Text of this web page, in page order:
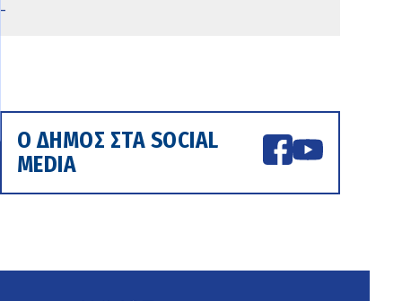
-
Ο ΔΗΜΟΣ ΣΤΑ SOCIAL
MEDIA